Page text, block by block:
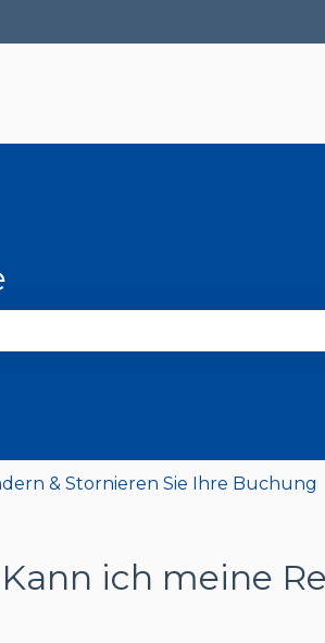
anzeigen
& Stornieren Sie Ihre Buchung
Kann ich meine